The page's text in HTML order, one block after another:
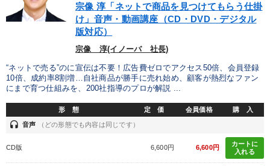
※「更新」を押すと「タグ・キーワード」を更新いただけます。
宗像 淳「ネットで商品を見つけてもらう仕掛
け」音声・動画講座（CD・DVD・デジタル
版対応）
宗像 淳(イノーバ 社長)
“ネットで売る”のに宣伝は不要！広告費ゼロでアクセス50倍、会員登録
10倍、成約率8割増…自社商品が勝手に売れ始め、顧客が熱烈なファン
にまで育つ仕組みを、200社指導のプロが解説 ...
形 態 定 価 会員価格 購 入
headset 音声 （どの形態でも内容は同じです）
CD版 6,600円 6,600円
カートに
入れる